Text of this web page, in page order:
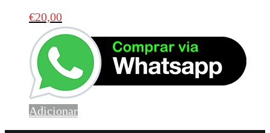
€20,00
Adicionar